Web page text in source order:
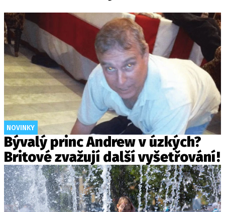
NOVINKY
Bývalý princ Andrew v úzkých?
Britové zvažují další vyšetřování!